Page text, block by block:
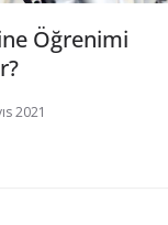
Öğrenimi
2021